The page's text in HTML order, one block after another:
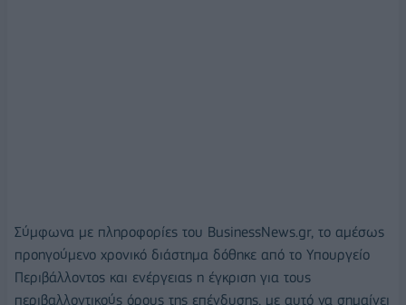
Σύμφωνα με πληροφορίες του BusinessNews.gr, το αμέσως
προηγούμενο χρονικό διάστημα δόθηκε από το Υπουργείο
Περιβάλλοντος και ενέργειας η έγκριση για τους
περιβαλλοντικούς όρους της επένδυσης, με αυτό να σημαίνει